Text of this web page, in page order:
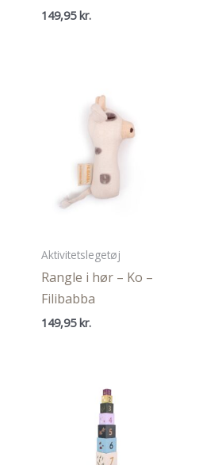
149,95kr.
Aktivitetslegetøj
Rangle i hør – Ko –
Filibabba
149,95kr.